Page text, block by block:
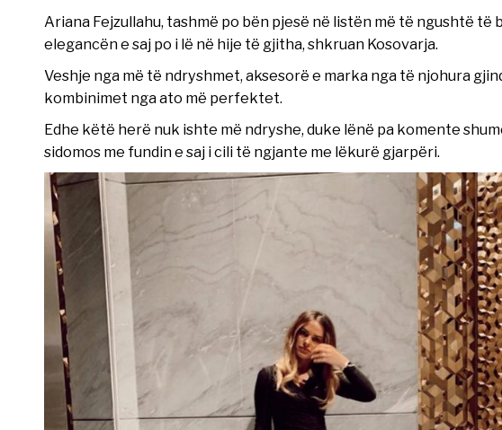
Ariana Fejzullahu, tashmë po bën pjesë në listën më të ngushtë të
elegancën e saj po i lë në hije të gjitha, shkruan Kosovarja.
Veshje nga më të ndryshmet, aksesorë e marka nga të njohura
kombinimet nga ato më perfektet.
Edhe këtë herë nuk ishte më ndryshe, duke lënë pa komente
sidomos me fundin e saj i cili të ngjante me lëkurë gjarpëri.